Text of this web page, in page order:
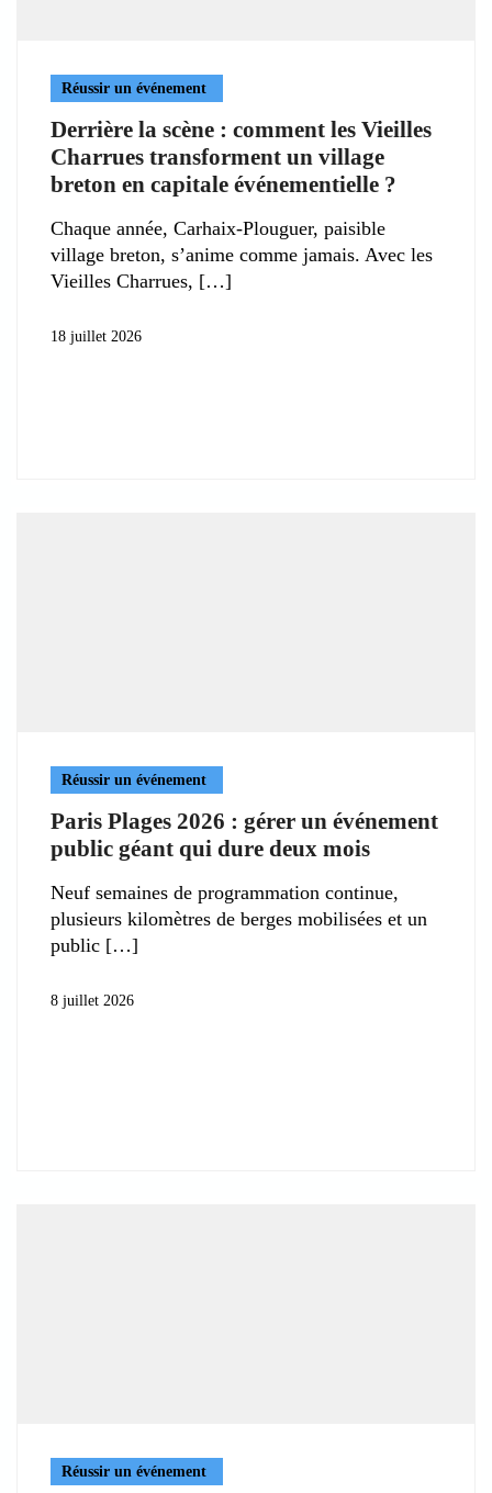
Réussir un événement
Derrière la scène : comment les Vieilles
Charrues transforment un village
breton en capitale événementielle ?
Chaque année, Carhaix-Plouguer, paisible
village breton, s’anime comme jamais. Avec les
Vieilles Charrues,
18 juillet 2026
Réussir un événement
Paris Plages 2026 : gérer un événement
public géant qui dure deux mois
Neuf semaines de programmation continue,
plusieurs kilomètres de berges mobilisées et un
public
8 juillet 2026
Réussir un événement